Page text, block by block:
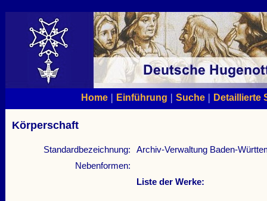
Home| Einführung | Suche| Detaillierte
Körperschaft
Standardbezeichnung:
Archiv-Verwaltung Baden-
Nebenformen:
Liste der Werke: